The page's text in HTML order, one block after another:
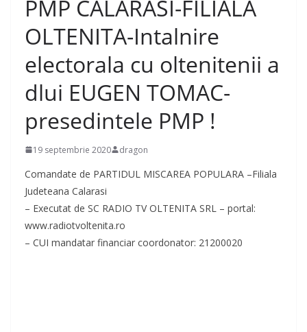
PMP CALARASI-FILIALA
OLTENITA-Intalnire
electorala cu oltenitenii a
dlui EUGEN TOMAC-
presedintele PMP !
19 septembrie 2020 dragon
Comandate de PARTIDUL MISCAREA POPULARA –Filiala
Judeteana Calarasi
– Executat de SC RADIO TV OLTENITA SRL – portal:
www.radiotvoltenita.ro
– CUI mandatar financiar coordonator: 21200020